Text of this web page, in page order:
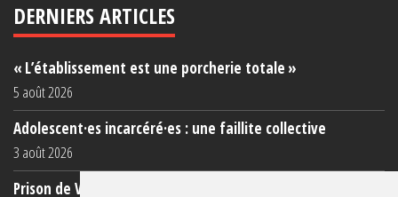
DERNIERS ARTICLES
« L’établissement est une porcherie totale »
5 août 2026
Adolescent·es incarcéré·es : une faillite collective
3 août 2026
Prison de Vendin-le-Vieil : témoignage de familles sur les